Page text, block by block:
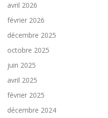
avril 2026
février 2026
décembre 2025
octobre 2025
juin 2025
avril 2025
février 2025
décembre 2024